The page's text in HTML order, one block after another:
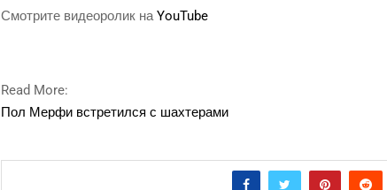
Смот­ри­те видео­ро­лик на YouTube
Read More:
Пол Мер­фи встре­тил­ся с шахтерами